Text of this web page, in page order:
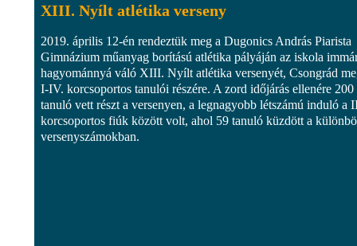
XIII. Nyílt atlétika verseny
2019. április 12-én rendeztük meg a Dugonics András Piarista
Gimnázium műanyag borítású atlétika pályáján az iskola
hagyománnyá váló XIII. Nyílt atlétika versenyét, Csongrád
I-IV. korcsoportos tanulói részére. A zord időjárás ellenére 200
tanuló vett részt a versenyen, a legnagyobb létszámú induló a
korcsoportos fiúk között volt, ahol 59 tanuló küzdött a
versenyszámokban.